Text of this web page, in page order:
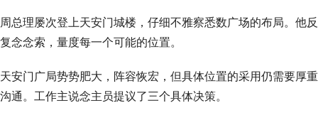
周总理屡次登上天安门城楼，仔细不雅察悉数广场的布局。他反
复念念索，量度每一个可能的位置。
天安门广局势势肥大，阵容恢宏，但具体位置的采用仍需要厚重
沟通。工作主说念主员提议了三个具体决策。